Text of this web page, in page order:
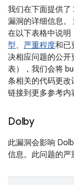
我们在下面提供
漏洞的详细信息。
在以下表格中说明
型、 严重程度和已
决相应问题的公开
表），我们会将
条相关的代码更改
链接到更多参考内
Dolby
此漏洞会影响
信息。此问题的严